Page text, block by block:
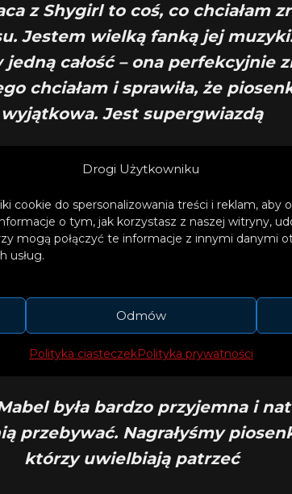
Drogi Użytkowniku
cookie do spersonalizowania treści i reklam, aby
o tym, jak korzystasz z naszej witryny,
mogą połączyć te informacje z innymi danymi
usług.
Odmów
Polityka ciasteczekPolityka prywatności
z Shygirl to coś, co chciałam
Jestem wielką fanką jej
jedną całość – ona perfekcyjnie
chciałam i sprawiła, że
wyjątkowa. Jest supergwiazdą
współpracowniczkę
była bardzo przyjemna i
przebywać. Nagrałyśmy
którzy uwielbiają patrzeć